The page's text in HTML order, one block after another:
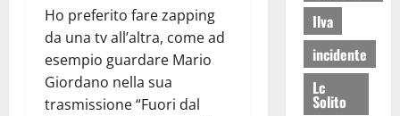
Ho preferito fare zapping
da una tv all’altra, come ad
esempio guardare Mario
Giordano nella sua
trasmissione “Fuori dal
Ilva
incidente
Lc
Solito